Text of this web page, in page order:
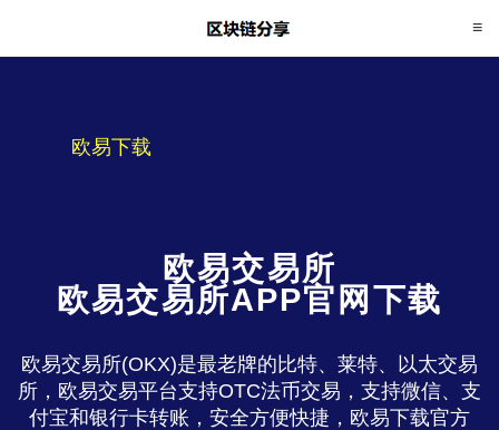
欧易下载
欧易交易所
欧易交易所APP官网下载
欧易交易所(OKX)是最老牌的比特、莱特、以太交易
所，欧易交易平台支持OTC法币交易，支持微信、支
付宝和银行卡转账，安全方便快捷，欧易下载官方